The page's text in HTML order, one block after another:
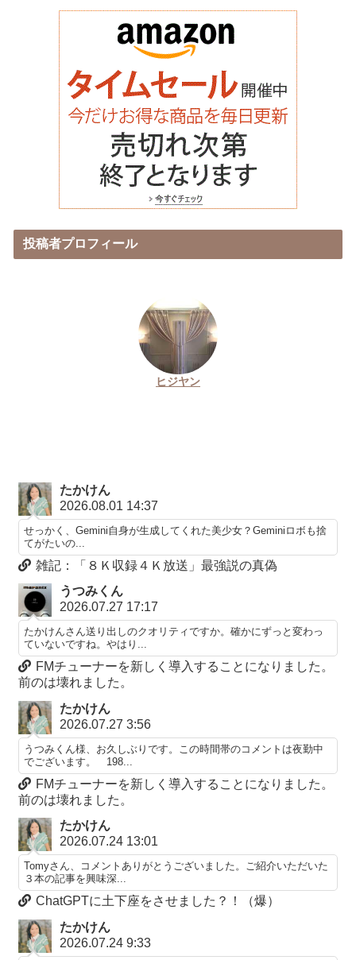
投稿者プロフィール
ヒジヤン
たかけん
2026.08.01 14:37
せっかく、Gemini自身が生成してくれた美少女？Geminiロボも捨
てがたいの...
雑記：「８Ｋ収録４Ｋ放送」最強説の真偽
うつみくん
2026.07.27 17:17
たかけんさん送り出しのクオリティですか。確かにずっと変わっ
ていないですね。やはり...
FMチューナーを新しく導入することになりました。
前のは壊れました。
たかけん
2026.07.27 3:56
うつみくん様、お久しぶりです。この時間帯のコメントは夜勤中
でございます。 198...
FMチューナーを新しく導入することになりました。
前のは壊れました。
たかけん
2026.07.24 13:01
Tomyさん、コメントありがとうございました。ご紹介いただいた
３本の記事を興味深...
ChatGPTに土下座をさせました？！（爆）
たかけん
2026.07.24 9:33